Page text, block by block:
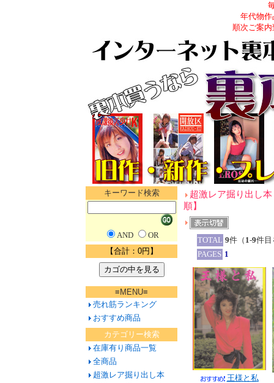
年代物
順次ご案
キーワード検索
AND
OR
【合計：0円】
≡MENU≡
売れ筋ランキング
おすすめ商品
カテゴリー検索
在庫有り商品一覧
全商品
超激レア掘り出し本
超激レア掘り出し
順】
TOTAL 9件（ 1-9件目
PAGES 1
王様と私